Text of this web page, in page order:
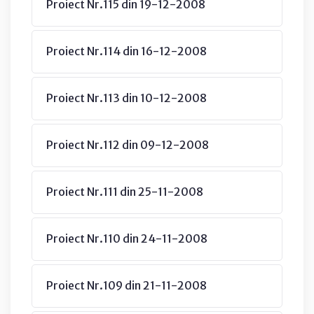
Proiect Nr.115 din 19-12-2008
Proiect Nr.114 din 16-12-2008
Proiect Nr.113 din 10-12-2008
Proiect Nr.112 din 09-12-2008
Proiect Nr.111 din 25-11-2008
Proiect Nr.110 din 24-11-2008
Proiect Nr.109 din 21-11-2008